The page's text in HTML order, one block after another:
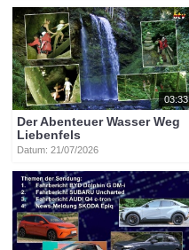
03:33
Der Abenteuer Wasser Weg
Liebenfels
Datum: 21/07/2026